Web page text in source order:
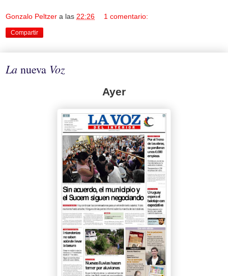
Gonzalo Peltzer a las 22:26 1 comentario:
Compartir
La nueva Voz
Ayer